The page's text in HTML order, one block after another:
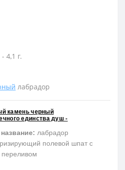
4,1 г.
лабрадор
камень черный
единства душ -
лабрадор
полевой шпат c